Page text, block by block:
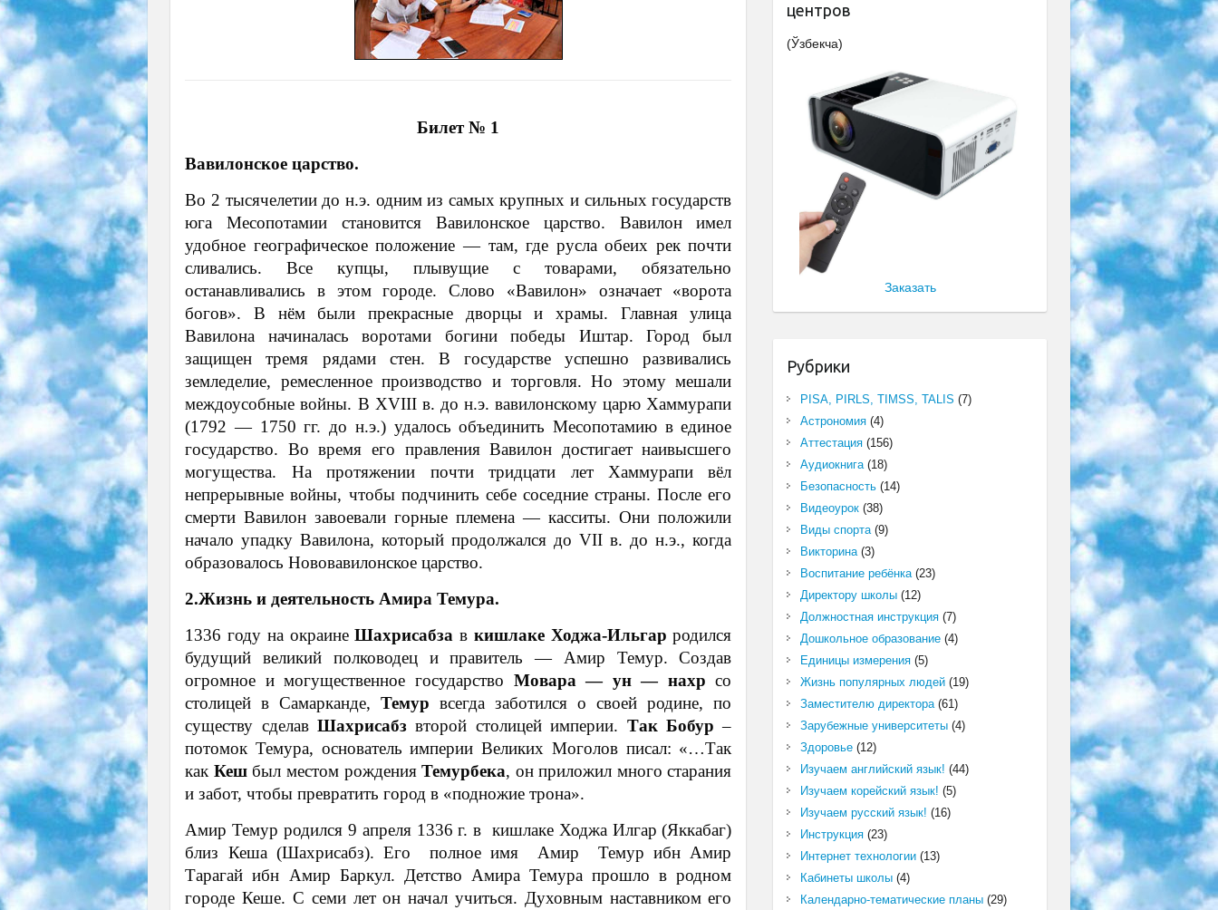
Билет № 1
Вавилонское царство.
Во 2 тысячелетии до н.э. одним из самых крупных и сильных государств
юга Месопотамии становится Вавилонское царство. Вавилон имел
удобное географическое положение — там, где русла обеих рек почти
сливались. Все купцы, плывущие с товарами, обязательно
останавливались в этом городе. Слово «Вавилон» означает «ворота
богов». В нём были прекрасные дворцы и храмы. Главная улица
Вавилона начиналась воротами богини победы Иштар. Город был
защищен тремя рядами стен. В государстве успешно развивались
земледелие, ремесленное производство и торговля. Но этому мешали
междоусобные войны. В XVIII в. до н.э. вавилонскому царю Хаммурапи
(1792 — 1750 гг. до н.э.) удалось объединить Месопотамию в единое
государство. Во время его правления Вавилон достигает наивысшего
могущества. На протяжении почти тридцати лет Хаммурапи вёл
непрерывные войны, чтобы подчинить себе соседние страны. После его
смерти Вавилон завоевали горные племена — касситы. Они положили
начало упадку Вавилона, который продолжался до VII в. до н.э., когда
образовалось Нововавилонское царство.
2.Жизнь и деятельность Амира Темура.
1336 году на окраинеШахрисабза в кишлаке Ходжа-Ильгар родился
будущий великий полководец и правитель — Амир Темур. Создав
огромное и могущественное государство Мовара — ун — нахр со
столицей в Самарканде,Темур всегда заботился о своей родине, по
существу сделавШахрисабз второй столицей империи. Так Бобур –
потомок Темура, основатель империи Великих Моголов писал: «…Так
как Кешбыл местом рожденияТемурбека, он приложил много старания
и забот, чтобы превратить город в «подножие трона».
Амир Темур родился 9 апреля 1336 г. в кишлаке Ходжа Илгар (Яккабаг)
близ Кеша (Шахрисабз). Его полное имя Амир Темур ибн Амир
Тарагай ибн Амир Баркул. Детство Амира Темура прошло в родном
городе Кеше. С семи лет он начал учиться. Духовным наставником его
центров
(Ўзбекча)
Заказать
Рубрики
PISA, PIRLS, TIMSS, TALIS (7)
Астрономия(4)
Аттестация(156)
Аудиокнига(18)
Безопасность(14)
Видеоурок(38)
Виды спорта(9)
Викторина(3)
Воспитание ребёнка(23)
Директору школы(12)
Должностная инструкция(7)
Дошкольное образование(4)
Единицы измерения(5)
Жизнь популярных людей(19)
Заместителю директора(61)
Зарубежные университеты(4)
Здоровье(12)
Изучаем английский язык! (44)
Изучаем корейский язык! (5)
Изучаем русский язык! (16)
Инструкция(23)
Интернет технологии(13)
Кабинеты школы(4)
Календарно-тематические планы(29)